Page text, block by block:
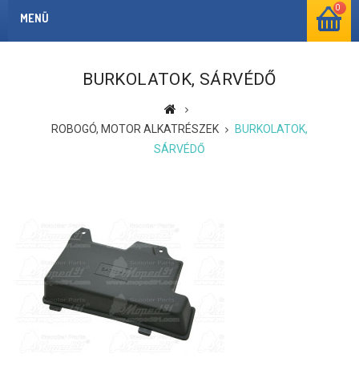
0
MENÜ
BURKOLATOK, SÁRVÉDŐ
ROBOGÓ, MOTOR ALKATRÉSZEK
BURKOLATOK,
SÁRVÉDŐ